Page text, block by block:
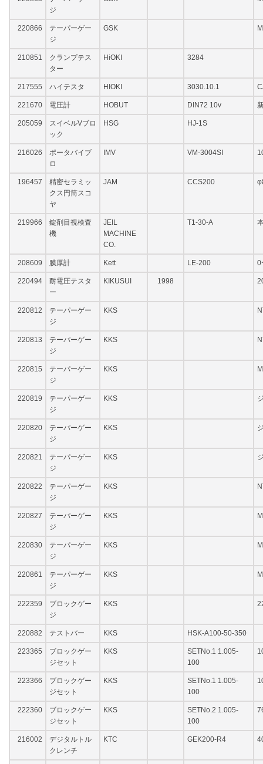
ジ
220866
テーパーゲー
ジ
GSK
210851
クランプテス
ター
HiOKI 3284
217555 ハイテスタ HIOKI 3030.10.1
221670 電圧計 HOBUT DIN72 10v
205059
スイベルVブロ
ック
HSG HJ-1S
216026
ポータバイブ
ロ
IMV VM-3004SI
196457
精密セラミッ
クス円筒スコ
ヤ
JAM CCS200
219966
錠剤目視検査
機
JEIL
MACHINE
CO.
T1-30-A
208609 膜厚計 Kett LE-200 0
220494
耐電圧テスタ
ー
KIKUSUI 1998
220812
テーパーゲー
ジ
KKS
220813
テーパーゲー
ジ
KKS
220815
テーパーゲー
ジ
KKS
220819
テーパーゲー
ジ
KKS
220820
テーパーゲー
ジ
KKS
220821
テーパーゲー
ジ
KKS
220822
テーパーゲー
ジ
KKS
220827
テーパーゲー
ジ
KKS
220830
テーパーゲー
ジ
KKS
220861
テーパーゲー
ジ
KKS
222359
ブロックゲー
ジ
KKS
220882 テストバー KKS HSK-A100-50-350
223365
ブロックゲー
ジセット
KKS
SETNo.1 1.005-
100
223366
ブロックゲー
ジセット
KKS
SETNo.1 1.005-
100
222360
ブロックゲー
ジセット
KKS
SETNo.2 1.005-
100
216002
デジタルトル
クレンチ
KTC GEK200-R4